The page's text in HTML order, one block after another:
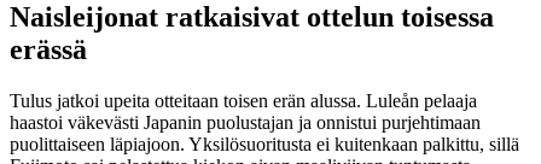
Naisleijonat ratkaisivat ottelun toisessa
erässä
Tulus jatkoi upeita otteitaan toisen erän alussa. Luleån pelaaja
haastoi väkevästi Japanin puolustajan ja onnistui purjehtimaan
puolittaiseen läpiajoon. Yksilösuoritusta ei kuitenkaan palkittu, sillä